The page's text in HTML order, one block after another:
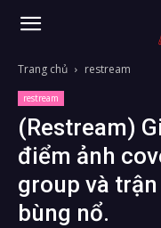
Trang chủ restream
restream
(Restream)
điểm ảnh
group và
bùng nổ.